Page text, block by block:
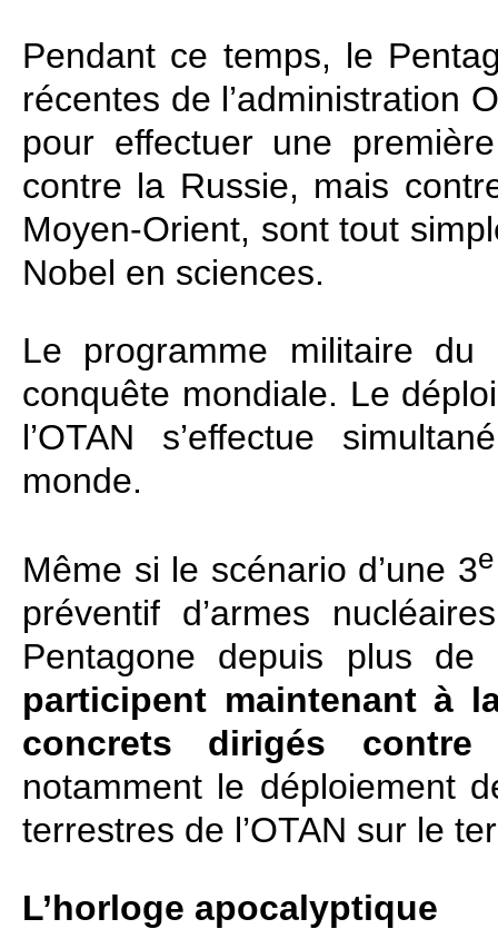
Pendant ce temps, le
récentes de l’administration
pour effectuer une
contre la Russie, mais
Moyen‑Orient, sont tout
Nobel en sciences.
Le programme militaire
conquête mondiale. Le
l’OTAN s’effectue
monde.
Même si le scénario d’une 3e
préventif d’armes
Pentagone depuis plus
participent maintenant à
concrets dirigés
notamment le déploiement
terrestres de l’OTAN sur le
L’horloge apocalyptique